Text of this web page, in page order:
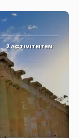
2 ACTIVITEITEN